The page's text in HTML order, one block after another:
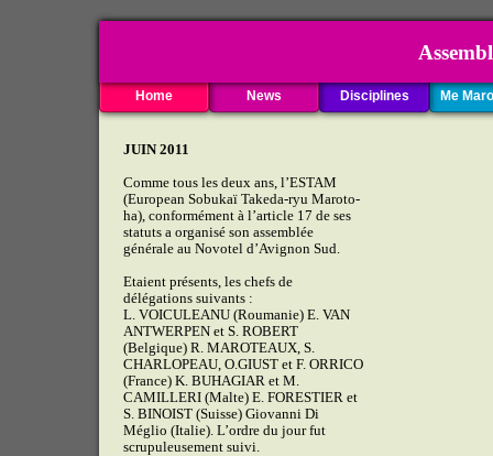
JUIN 2011
Comme tous les deux ans, l’ESTAM
(European Sobukaï Takeda-ryu Maroto-
ha), conformément à l’article 17 de ses
statuts a organisé son assemblée
générale au Novotel d’Avignon Sud.
Etaient présents, les chefs de
délégations suivants :
L. VOICULEANU (Roumanie) E. VAN
ANTWERPEN et S. ROBERT
(Belgique) R. MAROTEAUX, S.
CHARLOPEAU, O.GIUST et F. ORRICO
(France) K. BUHAGIAR et M.
CAMILLERI (Malte) E. FORESTIER et
S. BINOIST (Suisse) Giovanni Di
Méglio (Italie). L’ordre du jour fut
scrupuleusement suivi.
Me
Disciplines
News
Home